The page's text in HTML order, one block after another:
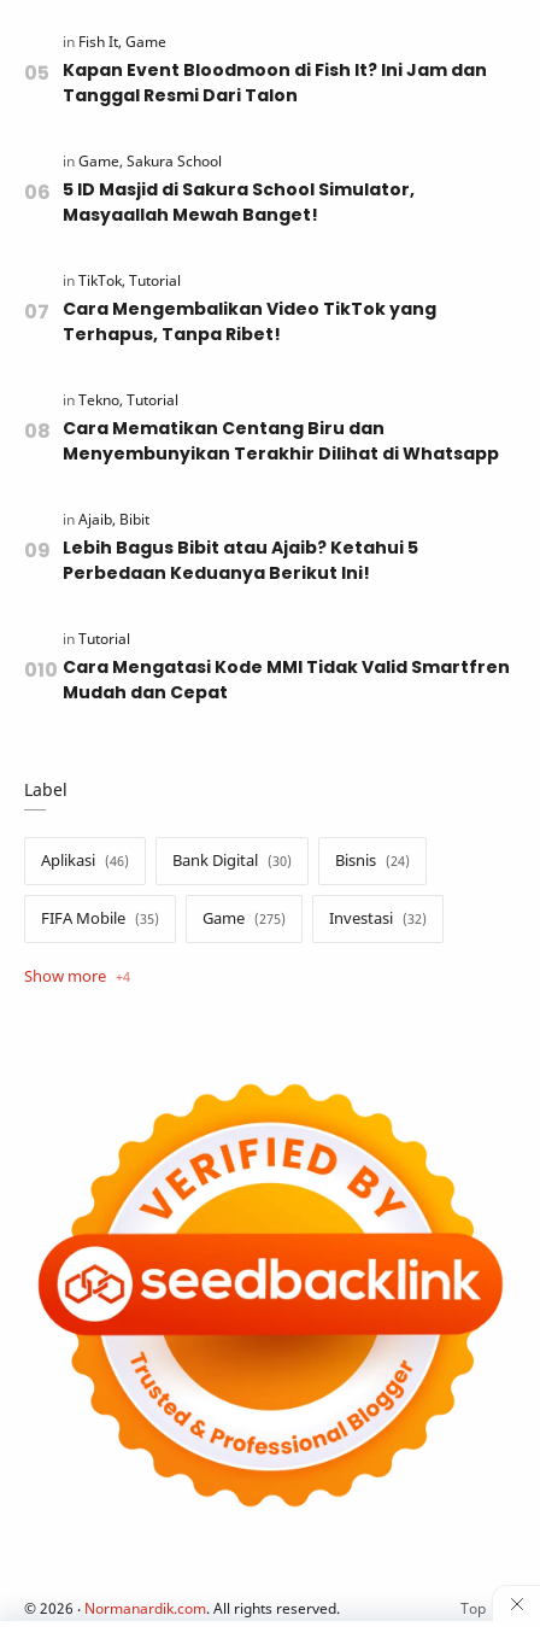
Kapan Event Bloodmoon di Fish It? Ini Jam dan
Tanggal Resmi Dari Talon
5 ID Masjid di Sakura School Simulator,
Masyaallah Mewah Banget!
Cara Mengembalikan Video TikTok yang
Terhapus, Tanpa Ribet!
Cara Mematikan Centang Biru dan
Menyembunyikan Terakhir Dilihat di Whatsapp
Lebih Bagus Bibit atau Ajaib? Ketahui 5
Perbedaan Keduanya Berikut Ini!
Cara Mengatasi Kode MMI Tidak Valid Smartfren
Mudah dan Cepat
Label
Aplikasi Bank Digital Bisnis
FIFA Mobile Game Investasi
Opini
©2026 ‧ Normanardik.com. All rights reserved.